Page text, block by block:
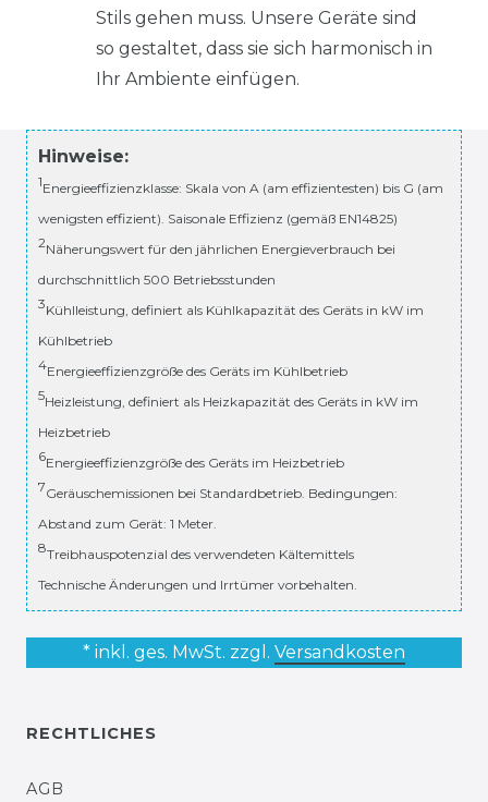
Stils gehen muss. Unsere Geräte sind
so gestaltet, dass sie sich harmonisch in
Ihr Ambiente einfügen.
Hinweise:
1Energieeffizienzklasse: Skala von A (am effizientesten) bis G (am
wenigsten effizient). Saisonale Effizienz (gemäß EN14825)
2Näherungswert für den jährlichen Energieverbrauch bei
durchschnittlich 500 Betriebsstunden
3Kühlleistung, definiert als Kühlkapazität des Geräts in kW im
Kühlbetrieb
4Energieeffizienzgröße des Geräts im Kühlbetrieb
5Heizleistung, definiert als Heizkapazität des Geräts in kW im
Heizbetrieb
6Energieeffizienzgröße des Geräts im Heizbetrieb
7Geräuschemissionen bei Standardbetrieb. Bedingungen:
Abstand zum Gerät: 1 Meter.
8Treibhauspotenzial des verwendeten Kältemittels
Technische Änderungen und Irrtümer vorbehalten.
* inkl. ges. MwSt. zzgl. Versandkosten
RECHTLICHES
AGB